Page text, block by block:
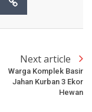
Next article
Warga Komplek Basir
Jahan Kurban 3 Ekor
Hewan